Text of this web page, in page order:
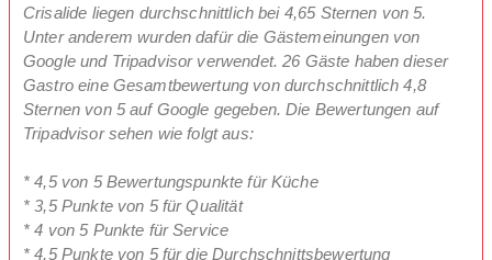
Crisalide liegen durchschnittlich bei 4,65 Sternen von 5.
Unter anderem wurden dafür die Gästemeinungen von
Google und Tripadvisor verwendet. 26 Gäste haben dieser
Gastro eine Gesamtbewertung von durchschnittlich 4,8
Sternen von 5 auf Google gegeben. Die Bewertungen auf
Tripadvisor sehen wie folgt aus:
* 4,5 von 5 Bewertungspunkte für Küche
* 3,5 Punkte von 5 für Qualität
* 4 von 5 Punkte für Service
* 4,5 Punkte von 5 für die Durchschnittsbewertung